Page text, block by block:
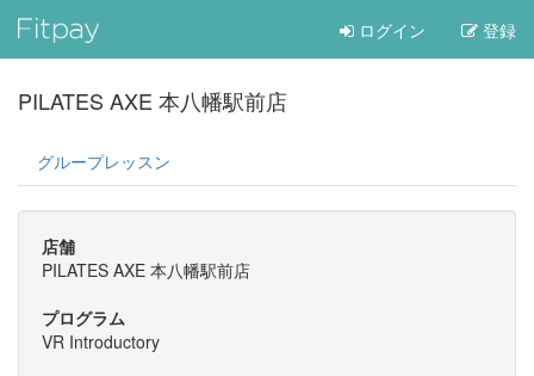
ログイン 登録
PILATES AXE 本八幡駅前店
グループレッスン
店舗
PILATES AXE 本八幡駅前店
プログラム
VR Introductory